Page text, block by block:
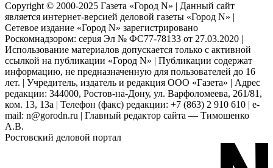
Copyright © 2000-2025 Газета «Город N» | Данный сайт
является интернет-версией деловой газеты «Город N» |
Сетевое издание «Город N» зарегистрировано
Роскомнадзором: серuя Эл № ФС77-78133 от 27.03.2020 |
Использование материалов допускается только с активной
ссылкой на публикации «Город N» | Публикации содержат
информацию, не предназначенную для пользователей до 16
лет. | Учредитель, издатель и редакция ООО «Газета» | Адрес
редакции: 344000, Ростов-на-Дону, ул. Варфоломеева, 261/81,
ком. 13, 13а | Телефон (факс) редакции: +7 (863) 2 910 610 | e-
mail: n@gorodn.ru | Главный редактор сайта — Тимошенко
А.В.
Ростовский деловой портал